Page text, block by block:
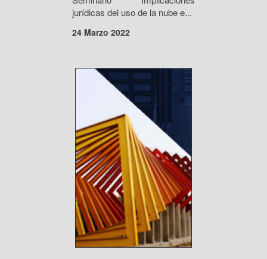
jurídicas del uso de la nube e...
24 Marzo 2022